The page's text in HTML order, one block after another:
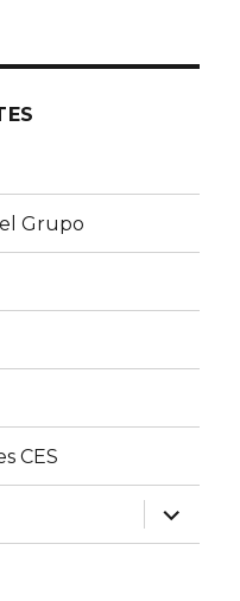
Grupo
CES
expande
el
menú